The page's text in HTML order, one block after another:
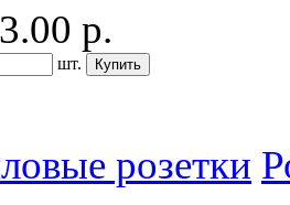
р.
шт.
розетки